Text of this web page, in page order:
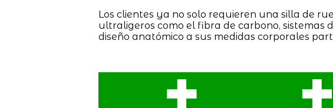
Los clientes ya no solo requieren una silla de
ultraligeros como el fibra de carbono, sistemas
diseño anatómico a sus medidas corporales